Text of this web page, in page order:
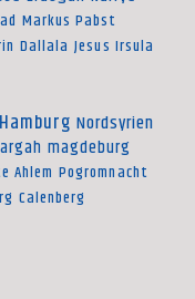
Markus Pabst
Dallala Jesus Irsula
Hamburg Nordsyrien
magdeburg
Ahlem Pogromnacht
Calenberg